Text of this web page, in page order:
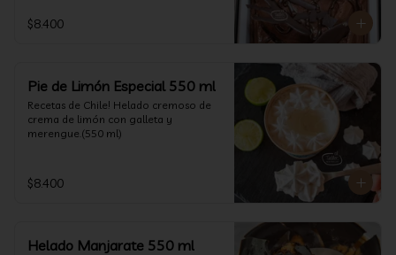
$8.400
Pie de Limón Especial 550 ml
Recetas de Chile! Helado cremoso de
crema de limón con galleta y
merengue.(550 ml)
$8.400
Helado Manjarate 550 ml